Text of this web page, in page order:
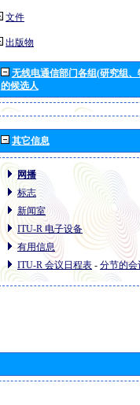
文件
出版物
无线电通信部门各组(研究组
的候选人
其它信息
网播
标志
新闻室
ITU-R 电子设备
有用信息
ITU-R 会议日程表 - 分节的会